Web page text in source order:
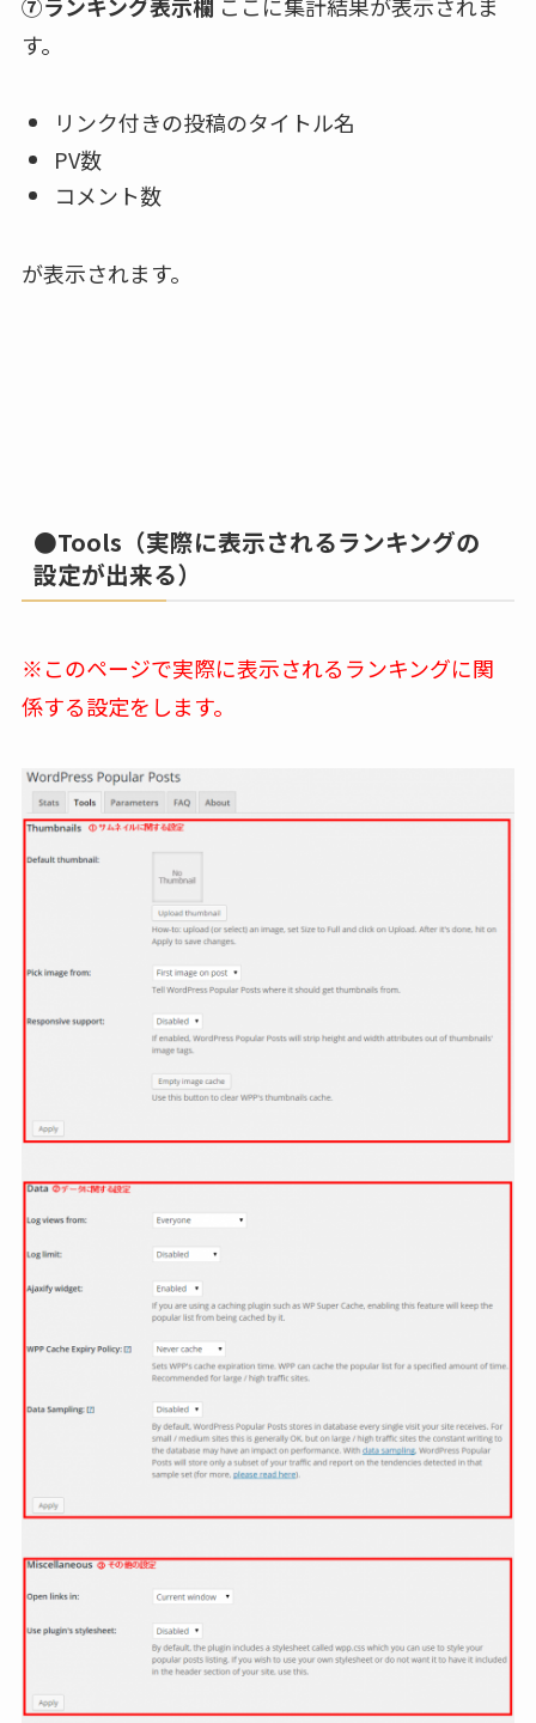
⑦ランキング表示欄 ここに集計結果が表示されま
す。
リンク付きの投稿のタイトル名
PV数
コメント数
が表示されます。
●Tools（実際に表示されるランキングの
設定が出来る）
※このページで実際に表示されるランキングに関
係する設定をします。